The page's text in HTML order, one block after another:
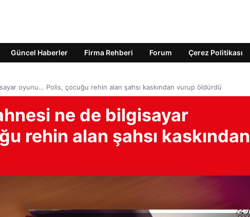
Güncel Haberler Firma Rehberi Forum Çerez Politikası
oyunu… Polis, çocuğu rehin alan şahsı kaskından vurup öldürdü
ne de bilgisayar
rehin alan şahsı kaskından